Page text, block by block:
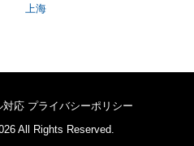
上海
対応 プライバシーポリシー
All Rights Reserved.